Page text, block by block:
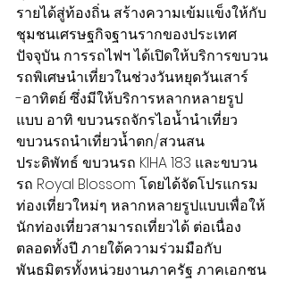
รายได้สู่ท้องถิ่น สร้างความเข้มแข็งให้กับ
ชุมชนเศรษฐกิจฐานรากของประเทศ
ปัจจุบัน การรถไฟฯ ได้เปิดให้บริการขบวน
รถพิเศษนำเที่ยวในช่วงวันหยุดวันเสาร์
-อาทิตย์ ซึ่งมีให้บริการหลากหลายรูป
แบบ อาทิ ขบวนรถจักรไอน้ำนำเที่ยว
ขบวนรถนำเที่ยวน้ำตก/สวนสน
ประดิพัทธ์ ขบวนรถ KIHA 183 และขบวน
รถ Royal Blossom โดยได้จัดโปรแกรม
ท่องเที่ยวใหม่ๆ หลากหลายรูปแบบเพื่อให้
นักท่องเที่ยวสามารถเที่ยวได้ ต่อเนื่อง
ตลอดทั้งปี ภายใต้ความร่วมมือกับ
พันธมิตรทั้งหน่วยงานภาครัฐ ภาคเอกชน